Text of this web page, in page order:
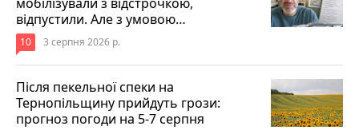
мобілізували з відстрочкою,
відпустили. Але з умовою…
10 3 серпня 2026 р.
Після пекельної спеки на
Тернопільщину прийдуть грози:
прогноз погоди на 5-7 серпня